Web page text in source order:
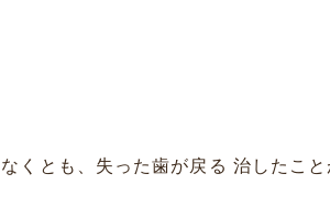
くとも、失った歯が戻る 治したこと